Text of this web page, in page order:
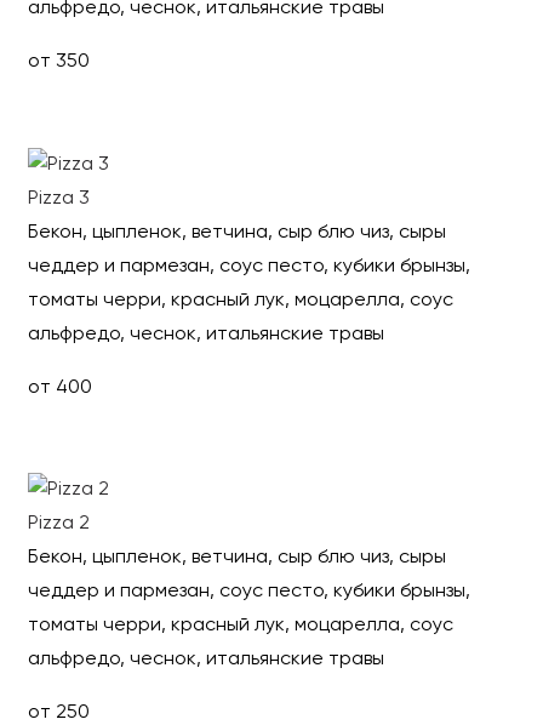
альфредо, чеснок, итальянские травы
от 350
Pizza 3
Бекон, цыпленок, ветчина, сыр блю чиз, сыры
чеддер и пармезан, соус песто, кубики брынзы,
томаты черри, красный лук, моцарелла, соус
альфредо, чеснок, итальянские травы
от 400
Pizza 2
Бекон, цыпленок, ветчина, сыр блю чиз, сыры
чеддер и пармезан, соус песто, кубики брынзы,
томаты черри, красный лук, моцарелла, соус
альфредо, чеснок, итальянские травы
от 250